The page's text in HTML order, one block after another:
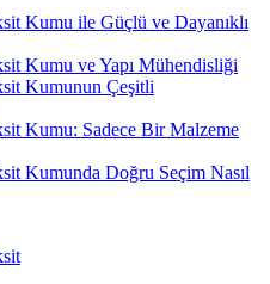
Kumu ile Güçlü ve Dayanıklı
Kumu ve Yapı Mühendisliği
Kumunun Çeşitli
Kumu: Sadece Bir Malzeme
Kumunda Doğru Seçim Nasıl